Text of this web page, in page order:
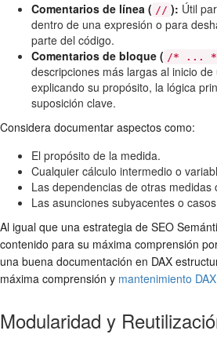
Comentarios de línea ( // ): Útil
dentro de una expresión o para
parte del código.
Comentarios de bloque ( /* ...
descripciones más largas al inicio
explicando su propósito, la lógica
suposición clave.
Considera documentar aspectos como:
El propósito de la medida.
Cualquier cálculo intermedio o
Las dependencias de otras medidas
Las asunciones subyacentes o
Al igual que una estrategia de SEO
contenido para su máxima comprensión
una buena documentación en DAX
máxima comprensión y mantenimiento DAX
Modularidad y